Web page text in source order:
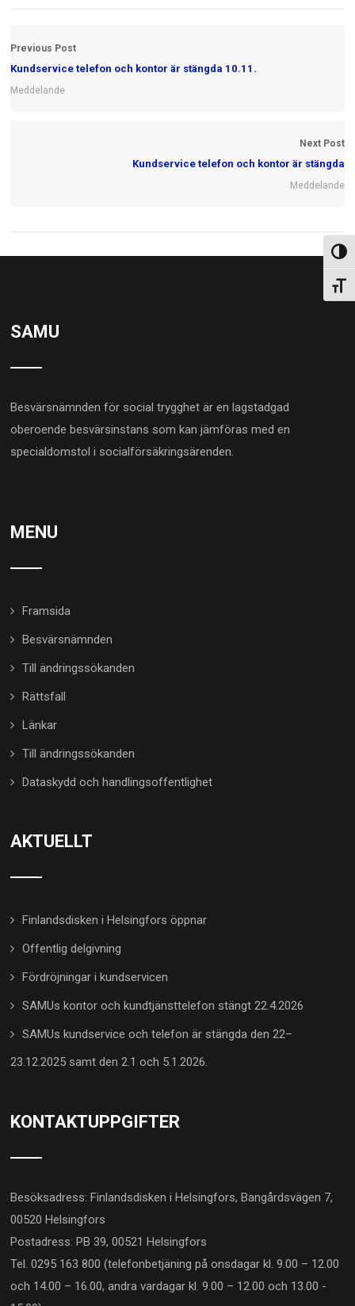
Slå
Slå
Previous Post
Kundservice telefon och kontor är stängda 10.11.
Meddelande
Next Post
Kundservice telefon och kontor är stängda
Meddelande
SAMU
Besvärsnämnden för social trygghet är en lagstadgad
oberoende besvärsinstans som kan jämföras med en
specialdomstol i socialförsäkringsärenden.
MENU
Framsida
Besvärsnämnden
Till ändringssökanden
Rättsfall
Länkar
Till ändringssökanden
Dataskydd och handlingsoffentlighet
AKTUELLT
Finlandsdisken i Helsingfors öppnar
Offentlig delgivning
Fördröjningar i kundservicen
SAMUs kontor och kundtjänsttelefon stängt 22.4.2026
SAMUs kundservice och telefon är stängda den 22–
23.12.2025 samt den 2.1 och 5.1.2026.
KONTAKTUPPGIFTER
Besöksadress: Finlandsdisken i Helsingfors, Bangårdsvägen 7,
00520 Helsingfors
Postadress: PB 39, 00521 Helsingfors
Tel. 0295 163 800 (telefonbetjäning på onsdagar kl. 9.00 – 12.00
och 14.00 – 16.00, andra vardagar kl. 9.00 – 12.00 och 13.00 -